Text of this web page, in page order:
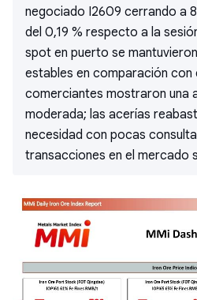
negociado I2609 cerrando a
del 0,19 % respecto a la
spot en puerto se
estables en comparación con
comerciantes mostraron una
moderada; las acerías
necesidad con pocas
transacciones en el mercado